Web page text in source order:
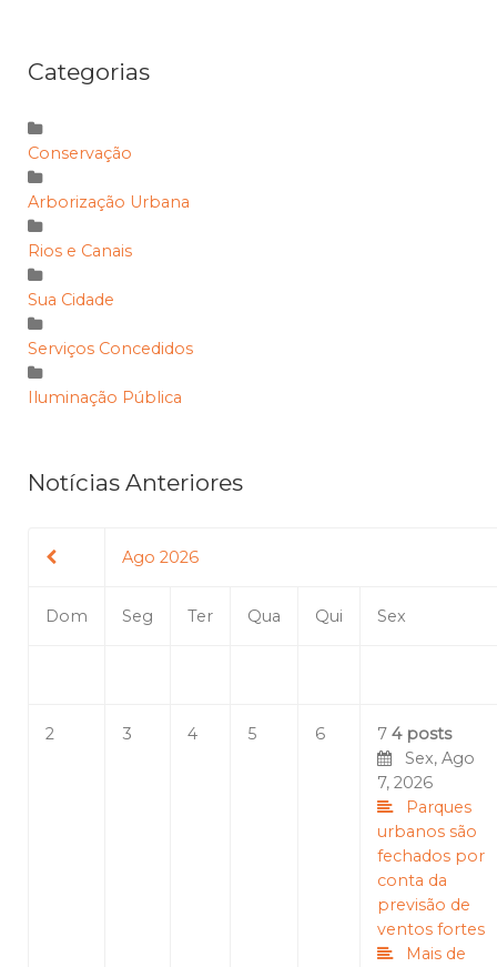
Categorias
Conservação
Arborização Urbana
Rios e Canais
Sua Cidade
Serviços Concedidos
Iluminação Pública
Notícias Anteriores
Ago 2026
Dom Seg Ter Qua Qui Sex
2 3 4 5 6 7 4 posts
Sex, Ago
7, 2026
Parques
urbanos são
fechados por
conta da
previsão de
ventos fortes
Mais de